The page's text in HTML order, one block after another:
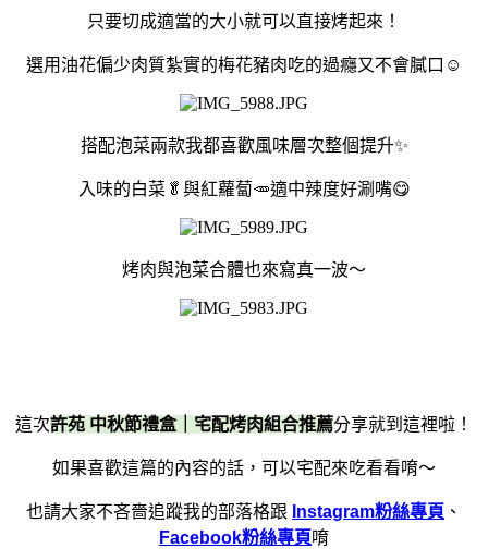
只要切成適當的大小就可以直接烤起來！
選用油花偏少肉質紮實的梅花豬肉吃的過癮又不會膩口☺️
搭配泡菜兩款我都喜歡風味層次整個提升✨
入味的白菜🥬與紅蘿蔔🥕適中辣度好涮嘴😋
烤肉與泡菜合體也來寫真一波～
這次許苑 中秋節禮盒｜宅配烤肉組合推薦分享就到這裡啦！
如果喜歡這篇的內容的話，可以宅配來吃看看唷～
也請大家不吝嗇追蹤我的部落格跟 Instagram粉絲專頁 、
Facebook粉絲專頁唷